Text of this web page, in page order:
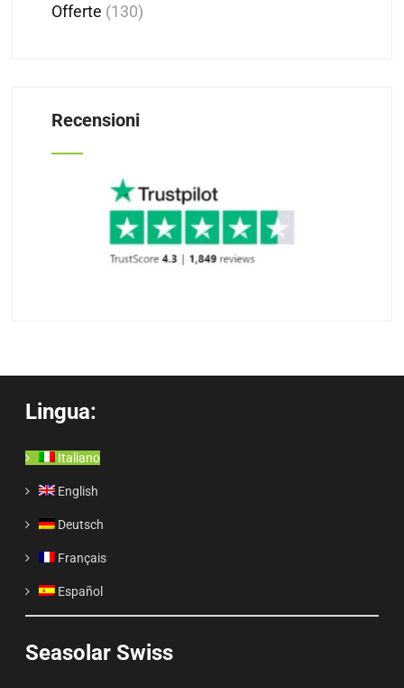
Offerte (130)
Recensioni
Lingua:
Italiano
English
Deutsch
Français
Español
Seasolar Swiss